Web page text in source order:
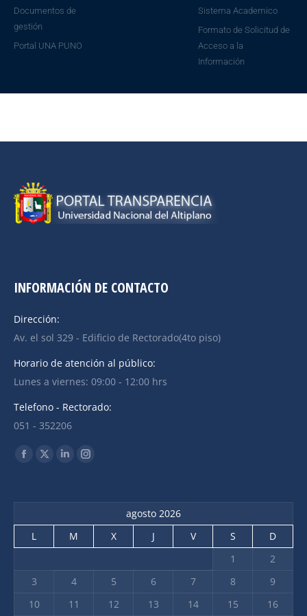
Documentos de
gestión
Portal UNA PUNO
Sistema Academico
Formato de Solicitud de
Acceso a la
Información
INFORMACIÓN DE CONTACTO
Dirección:
Av. el sol 329 - Edificio de Rectorado(4to piso)
Horario de atención al público:
Lunes a viernes: 09:00 - 12:00 hrs
Telefono - Rectorado:
051 - 352206
Find us on:
agosto 2026
L
M X J V S
D
1
2
3
4 5 6 7 8
9
10
11 12 13 14 15 16